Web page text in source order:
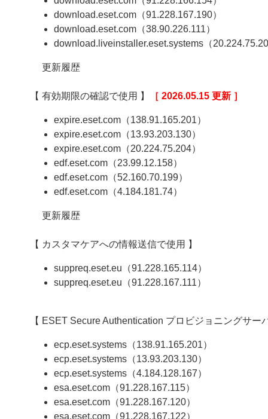
download.eset.com（91.228.167.190）
download.eset.com（38.90.226.111）
download.liveinstaller.eset.systems（
更新履歴
【 有効期限の確認で使用 】 ［ 2026.05.15 更新 ］
expire.eset.com（138.91.165.201）
expire.eset.com（13.93.203.130）
expire.eset.com（20.224.75.204）
edf.eset.com（23.99.12.158）
edf.eset.com（52.160.70.199）
edf.eset.com（4.184.181.74）
更新履歴
【 カスタマケアへの情報送信で使用 】
suppreq.eset.eu（91.228.165.114）
suppreq.eset.eu（91.228.167.111）
【 ESET Secure Authentication プロビジョニングサー
ecp.eset.systems（138.91.165.201）
ecp.eset.systems（13.93.203.130）
ecp.eset.systems（4.184.128.167）
esa.eset.com（91.228.167.115）
esa.eset.com（91.228.167.120）
esa.eset.com（91.228.167.122）